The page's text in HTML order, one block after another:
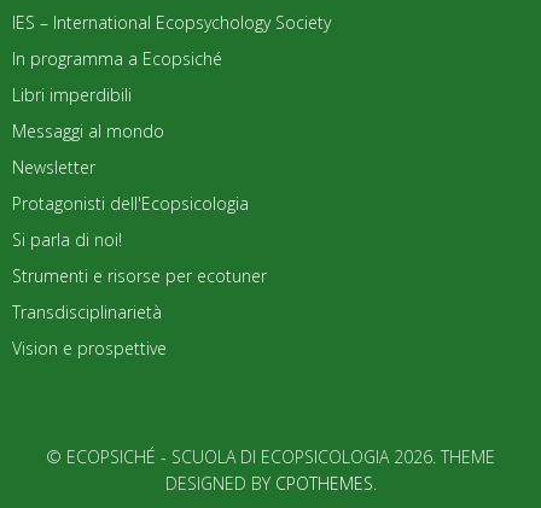
IES – International Ecopsychology Society
In programma a Ecopsiché
Libri imperdibili
Messaggi al mondo
Newsletter
Protagonisti dell'Ecopsicologia
Si parla di noi!
Strumenti e risorse per ecotuner
Transdisciplinarietà
Vision e prospettive
© ECOPSICHÉ - SCUOLA DI ECOPSICOLOGIA 2026. THEME
DESIGNED BY CPOTHEMES.